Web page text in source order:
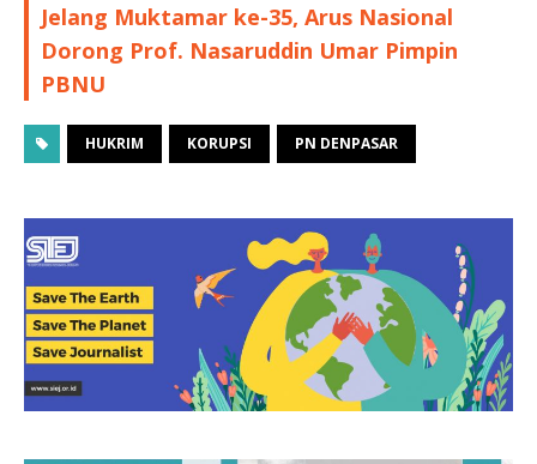
Jelang Muktamar ke-35, Arus Nasional
Dorong Prof. Nasaruddin Umar Pimpin
PBNU
HUKRIM KORUPSI PN DENPASAR